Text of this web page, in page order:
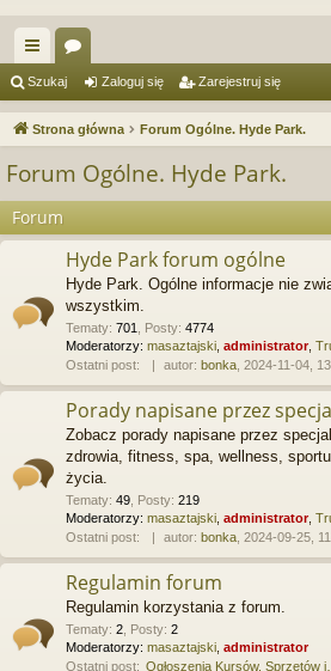
ię
ce
or
a
Szukaj Zaloguj się Zarejestruj się
Strona główna Forum Ogólne. Hyde Park.
Forum Ogólne. Hyde Park.
Forum
Hyde Park forum ogólne
Hyde Park. Ogólne informacje nie
wszystkim.
Tematy: 701 Posty: 4774
Moderatorzy: masaztajski administrator,
Ostatni post:
autor: bonka , 2024-11-04,
Porady napisane przez
Zobacz porady napisane przez
zdrowia, fitness, spa, wellness,
życia.
Tematy: 49 Posty: 219
Moderatorzy: masaztajski administrator,
Ostatni post:
autor: bonka , 2024-09-25,
Regulamin forum
Regulamin korzystania z forum.
Tematy: 2 Posty: 2
Moderatorzy: masaztajski administrator
Ostatni post: Ogłoszenia Kursów, Sprzetów i…